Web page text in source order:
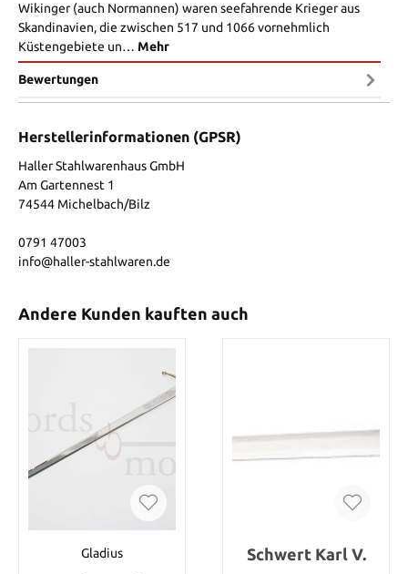
Wikinger (auch Normannen) waren seefahrende Krieger aus
Skandinavien, die zwischen 517 und 1066 vornehmlich
Küstengebiete un… Mehr
Bewertungen
Herstellerinformationen (GPSR)
Haller Stahlwarenhaus GmbH
Am Gartennest 1
74544 Michelbach/Bilz
0791 47003
info@haller-stahlwaren.de
Andere Kunden kauften auch
Gladius Schwert Karl V.